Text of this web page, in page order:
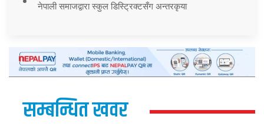
नेपाली समाजद्वारा स्कुल डिस्ट्रिक्टसँग अन्तरकृया
सम्बन्धित खवर